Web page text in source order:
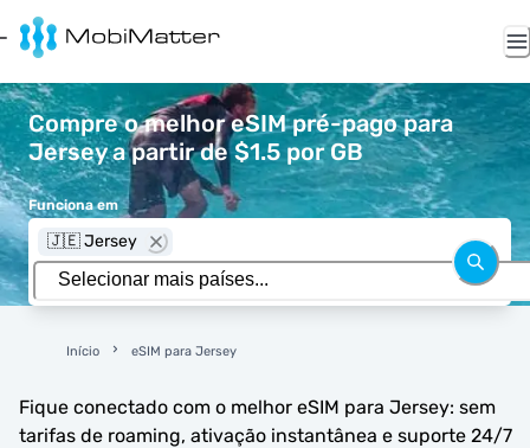
Compre o melhor eSIM pré-pago para
Jersey a partir de $1.5 por GB
Funciona em
🇯🇪 Jersey
Início eSIM para Jersey
Fique conectado com o melhor eSIM para Jersey: sem
tarifas de roaming, ativação instantânea e suporte 24/7